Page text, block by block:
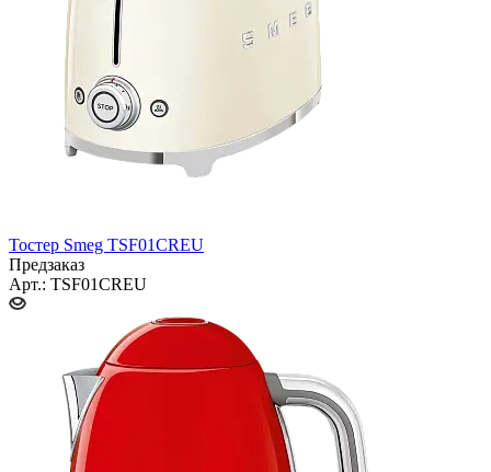
Тостер Smeg TSF01CREU
Предзаказ
Арт.: TSF01CREU